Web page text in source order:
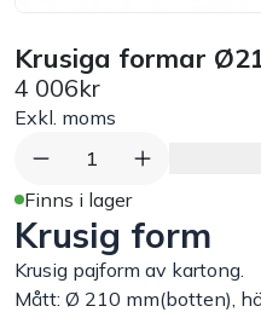
Exponering & servering
Städutrustning
Arbetskläder
Plåtbyte
Krusiga formar
4 006kr
Exkl. moms
1
Finns i lager
Krusig form
Krusig pajform av kartong.
Mått: Ø 210 mm(botten),